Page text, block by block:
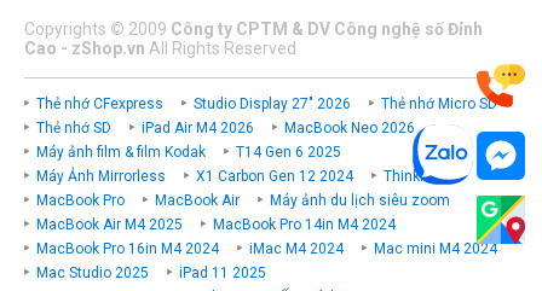
Copyrights © 2009 Công ty CPTM & DV Công nghệ số Đỉnh
Cao - zShop.vn All Rights Reserved
Thẻ nhớ CFexpress Studio Display 27" 2026
Thẻ nhớ Micro SD
Thẻ nhớ SD
iPad Air M4 2026
MacBook Neo 2026
Máy ảnh film & film Kodak
T14 Gen 6 2025
Máy Ảnh Mirrorless
X1 Carbon Gen 12 2024
ThinkPad P
MacBook Pro
MacBook Air
Máy ảnh du lịch siêu zoom
MacBook Air M4 2025
MacBook Pro 14in M4 2024
MacBook Pro 16in M4 2024
iMac M4 2024
Mac mini M4 2024
Mac Studio 2025
iPad 11 2025